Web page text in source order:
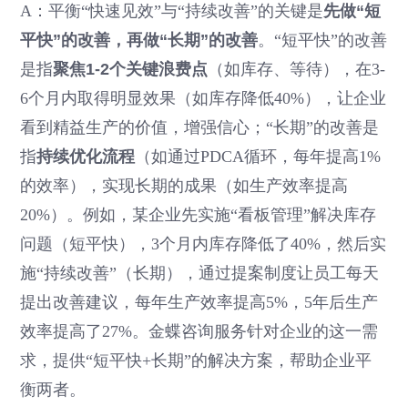
A：平衡“快速见效”与“持续改善”的关键是先做“短
平快”的改善，再做“长期”的改善。“短平快”的改善
是指聚焦1-2个关键浪费点 （如库存、等待），在3-
6个月内取得明显效果（如库存降低40%），让企业
看到精益生产的价值，增强信心；“长期”的改善是
指持续优化流程 （如通过PDCA循环，每年提高1%
的效率），实现长期的成果（如生产效率提高
20%）。例如，某企业先实施“看板管理”解决库存
问题（短平快），3个月内库存降低了40%，然后实
施“持续改善”（长期），通过提案制度让员工每天
提出改善建议，每年生产效率提高5%，5年后生产
效率提高了27%。金蝶咨询服务针对企业的这一需
求，提供“短平快+长期”的解决方案，帮助企业平
衡两者。